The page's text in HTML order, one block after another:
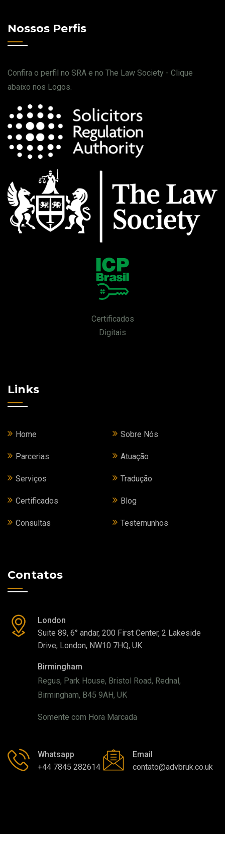
Nossos Perfis
Confira o perfil no SRA e no The Law Society - Clique
abaixo nos Logos.
Certificados
Digitais
Links
Home Sobre Nós
Parcerias Atuação
Serviços Tradução
Certificados Blog
Consultas Testemunhos
Contatos
London
Suite 89, 6° andar, 200 First Center, 2 Lakeside
Drive, London, NW10 7HQ, UK
Birmingham
Regus, Park House, Bristol Road, Rednal,
Birmingham, B45 9AH, UK
Somente com Hora Marcada
Whatsapp
+44 7845 282614
Email
contato@advbruk.co.uk